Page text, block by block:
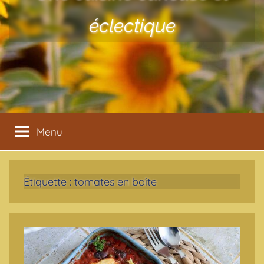
éclectique
Menu
Étiquette : tomates en boîte